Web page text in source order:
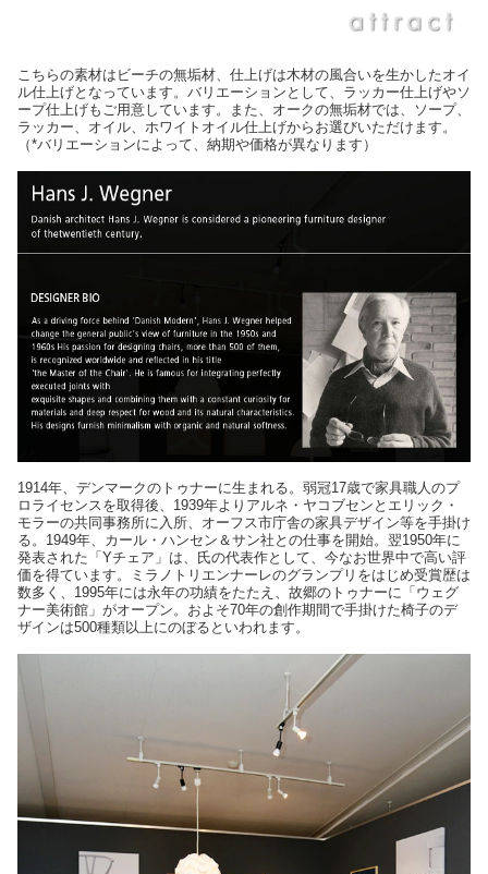
こちらの素材はビーチの無垢材、仕上げは木材の風合いを生かしたオイ
ル仕上げとなっています。バリエーションとして、ラッカー仕上げやソ
ープ仕上げもご用意しています。また、オークの無垢材では、ソープ、
ラッカー、オイル、ホワイトオイル仕上げからお選びいただけます。
（*バリエーションによって、納期や価格が異なります）
1914年、デンマークのトゥナーに生まれる。弱冠17歳で家具職人のプ
ロライセンスを取得後、1939年よりアルネ・ヤコブセンとエリック・
モラーの共同事務所に入所、オーフス市庁舎の家具デザイン等を手掛け
る。1949年、カール・ハンセン＆サン社との仕事を開始。翌1950年に
発表された「Yチェア」は、氏の代表作として、今なお世界中で高い評
価を得ています。ミラノトリエンナーレのグランプリをはじめ受賞歴は
数多く、1995年には永年の功績をたたえ、故郷のトゥナーに「ウェグ
ナー美術館」がオープン。およそ70年の創作期間で手掛けた椅子のデ
ザインは500種類以上にのぼるといわれます。